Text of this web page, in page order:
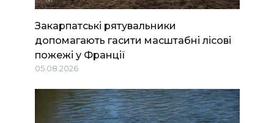
Закарпатські рятувальники
допомагають гасити масштабні лісові
пожежі у Франції
05.08.2026